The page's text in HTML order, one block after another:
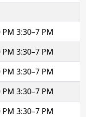
3:30–7 PM
3:30–7 PM
3:30–7 PM
3:30–7 PM
3:30–7 PM